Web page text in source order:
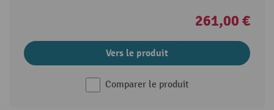
261,00 €
Vers le produit
Comparer le produit